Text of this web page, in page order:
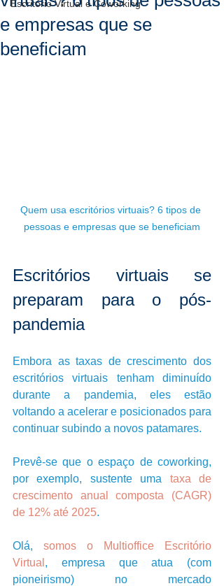
Escritório Virtual e Coworking
e empresas que se
beneficiam
Quem usa escritórios virtuais? 6 tipos de
pessoas e empresas que se beneficiam
Escritórios virtuais se
preparam para o pós-
pandemia
Embora as taxas de crescimento dos
escritórios virtuais tenham diminuído
durante a pandemia, eles estão
voltando a acelerar e posicionados para
continuar subindo a novos patamares.
Prevê-se que o espaço de coworking,
por exemplo, sustente uma taxa de
crescimento anual composta (CAGR)
de 12% até 2025.
Olá, somos o Multioffice Escritório
Virtual , empresa que atua (com
pioneirismo) no mercado